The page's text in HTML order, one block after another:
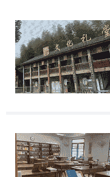
控制分数线。
网上报名与面试
（一）网上报名：
地点：集宁师范学
注：考生自带术科
补助政策